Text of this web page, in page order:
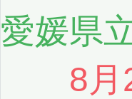
愛媛県
8月